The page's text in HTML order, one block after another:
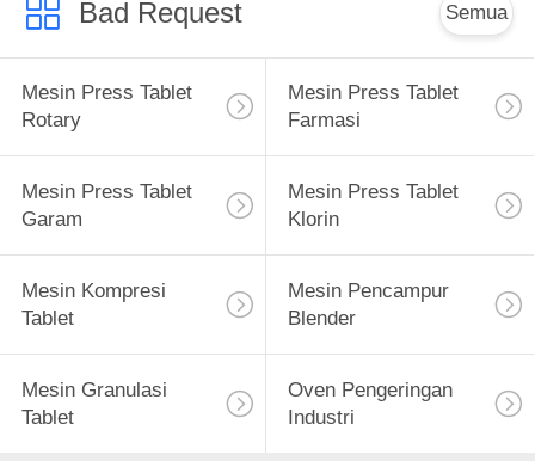
Bad Request Semua
Mesin Press Tablet
Rotary
Mesin Press Tablet
Farmasi
Mesin Press Tablet
Garam
Mesin Press Tablet
Klorin
Mesin Kompresi
Tablet
Mesin Pencampur
Blender
Mesin Granulasi
Tablet
Oven Pengeringan
Industri